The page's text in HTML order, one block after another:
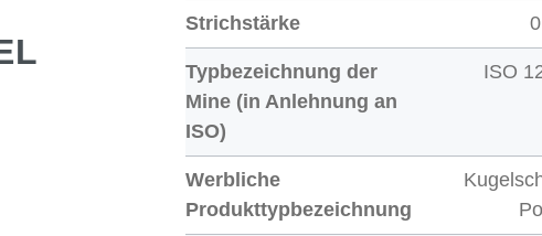
Strichstärke
Typbezeichnung der
Mine (in Anlehnung an
ISO)
ISO
Werbliche
Produkttypbezeichnung